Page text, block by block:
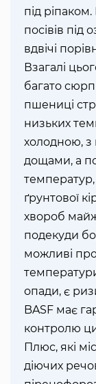
під
посівів
вдвічі
Взагалі
багато
пшениці
низьких
холодною,
дощами, а
ґрунтової
хвороб
подекуди
можливі
опади, є
BASF має
контролю
Плюс, які
діючих